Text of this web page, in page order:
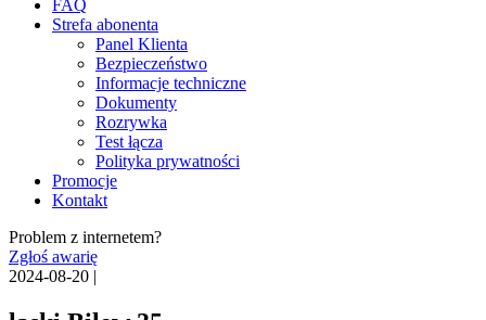
FAQ
Strefa abonenta
Panel Klienta
Bezpieczeństwo
Informacje techniczne
Dokumenty
Rozrywka
Test łącza
Polityka prywatności
Promocje
Kontakt
Problem z internetem?
Zgłoś awarię
2024-08-20 |